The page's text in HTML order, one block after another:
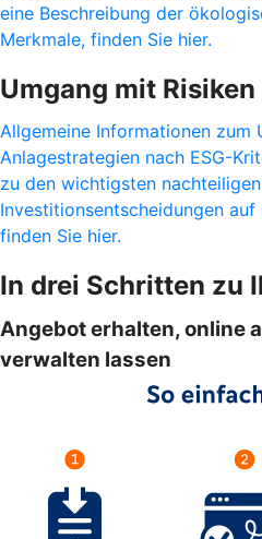
eine Beschreibung der
Merkmale, finden Sie hier.
Umgang mit Risiken
Allgemeine Informationen zum
Anlagestrategien nach ESG-
zu den wichtigsten
Investitionsentscheidungen
finden Sie hier.
In drei Schritten zu
Angebot erhalten, online
verwalten lassen